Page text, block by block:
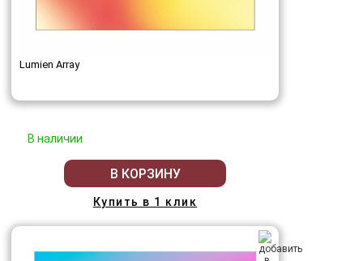
Lumien Array
В наличии
В КОРЗИНУ
Купить в 1 клик